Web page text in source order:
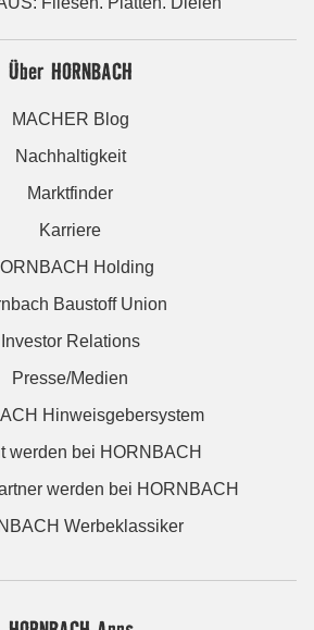
Über HORNBACH
MACHER Blog
Nachhaltigkeit
Marktfinder
Karriere
Holding
Baustoff Union
Investor Relations
Presse/Medien
Hinweisgebersystem
werden bei HORNBACH
werden bei HORNBACH
Werbeklassiker